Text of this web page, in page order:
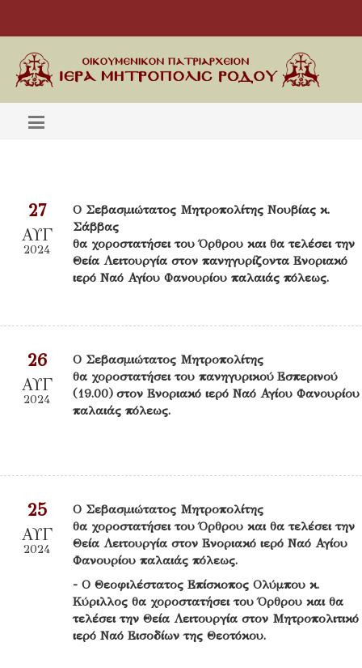
27
ΑΥΓ
2024
Ο Σεβασμιώτατος Μητροπολίτης Νουβίας κ.
Σάββας
θα χοροστατήσει του Όρθρου και θα τελέσει την
Θεία Λειτουργία στον πανηγυρίζοντα Ενοριακό
ιερό Ναό Αγίου Φανουρίου παλαιάς πόλεως.
26
ΑΥΓ
2024
Ο Σεβασμιώτατος Μητροπολίτης
θα χοροστατήσει του πανηγυρικού Εσπερινού
(19.00) στον Ενοριακό ιερό Ναό Αγίου Φανουρίου
παλαιάς πόλεως.
25
ΑΥΓ
2024
Ο Σεβασμιώτατος Μητροπολίτης
θα χοροστατήσει του Όρθρου και θα τελέσει την
Θεία Λειτουργία στον Ενοριακό ιερό Ναό Αγίου
Φανουρίου παλαιάς πόλεως.
- Ο Θεοφιλέστατος Επίσκοπος Ολύμπου κ.
Κύριλλος θα χοροστατήσει του Όρθρου και θα
τελέσει την Θεία Λειτουργία στον Μητροπολιτικό
ιερό Ναό Εισοδίων της Θεοτόκου.